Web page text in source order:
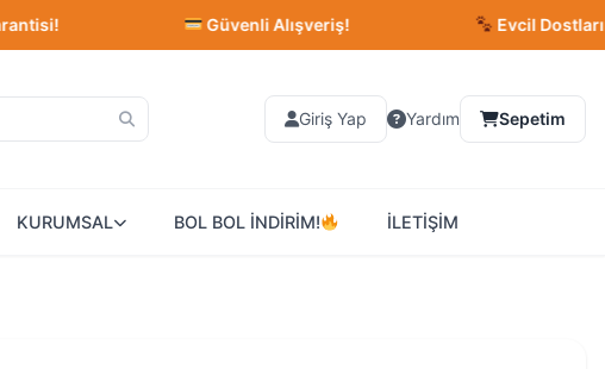
Güvenli Alışveriş! Evcil Dostlarınız
Giriş Yap Yardım Sepetim
KURUMSAL BOL BOL İNDİRİM! İLETİŞİM